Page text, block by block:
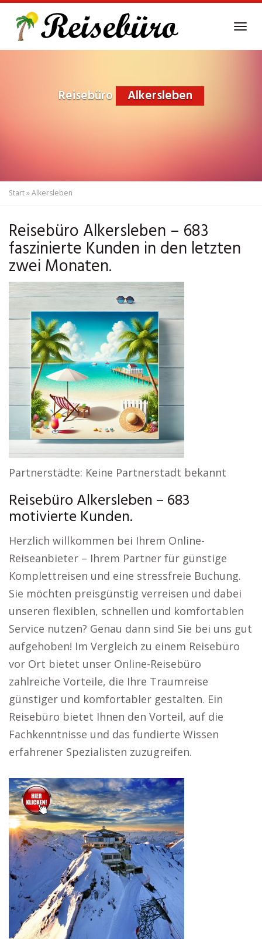
main
Reisebüro Alkersleben
Start»Alkersleben
Reisebüro Alkersleben – 683
faszinierte Kunden in den letzten
zwei Monaten.
Partnerstädte: Keine Partnerstadt bekannt
Reisebüro Alkersleben – 683
motivierte Kunden.
Herzlich willkommen bei Ihrem Online-
Reiseanbieter – Ihrem Partner für günstige
Komplettreisen und eine stressfreie Buchung.
Sie möchten preisgünstig verreisen und dabei
unseren flexiblen, schnellen und komfortablen
Service nutzen? Genau dann sind Sie bei uns gut
aufgehoben! Im Vergleich zu einem Reisebüro
vor Ort bietet unser Online-Reisebüro
zahlreiche Vorteile, die Ihre Traumreise
günstiger und komfortabler gestalten. Ein
Reisebüro bietet Ihnen den Vorteil, auf die
Fachkenntnisse und das fundierte Wissen
erfahrener Spezialisten zuzugreifen.